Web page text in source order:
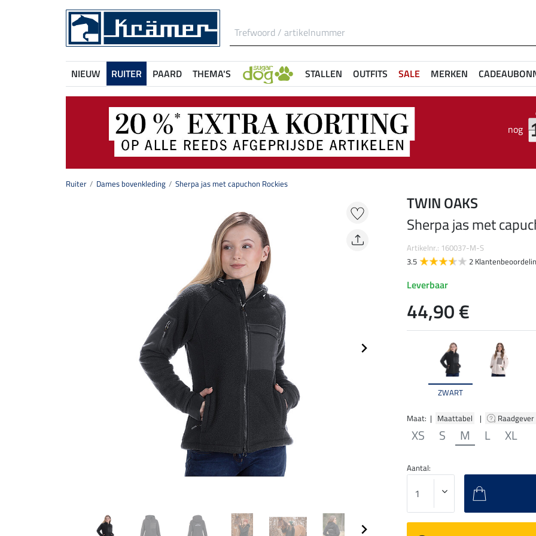
NIEUW RUITER PAARD THEMA'S STALLEN OUTFITS SALE MERKEN
nog
Ruiter Dames bovenkleding Sherpa jas met capuchon Rockies
ZWART
Maat: | Maattabel | Raadgever
XS S M L XL
TWIN OAKS
Sherpa jas met
Artikelnr.: 160037-M-S
3.5
2
Leverbaar
44,90 €
Aantal: